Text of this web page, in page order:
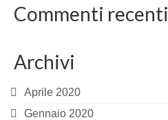
Commenti recenti
Archivi
Aprile 2020
Gennaio 2020